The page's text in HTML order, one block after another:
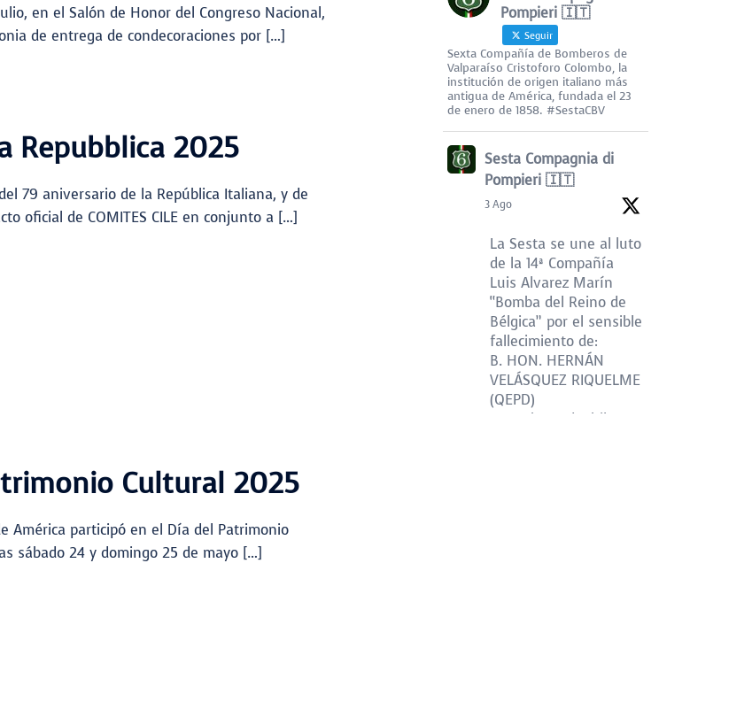
en el Salón de Honor del Congreso Nacional,
de entrega de condecoraciones por […]
Repubblica 2025
79 aniversario de la República Italiana, y de
oficial de COMITES CILE en conjunto a […]
Cultural 2025
América participó en el Día del Patrimonio
sábado 24 y domingo 25 de mayo […]
Pompieri 🇮🇹
Seguir
Sexta Compañía de Bomberos de
Valparaíso Cristoforo Colombo, la
institución de origen italiano más
antigua de América, fundada el 23
de enero de 1858. #SestaCBV
Sesta Compagnia di
Pompieri 🇮🇹
3 Ago
La Sesta se une al luto
de la 14ª Compañía
Luis Alvarez Marín
“Bomba del Reino de
Bélgica” por el sensible
fallecimiento de:
B. HON. HERNÁN
VELÁSQUEZ RIQUELME
(QEPD)
@BomberosdeChile